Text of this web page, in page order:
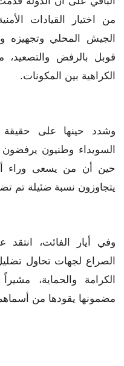
من اختيار القيادات
الجيش المحلي وتجهيزه
قوبل بالرفض
الكراهية بين المكونات.
وشدد حينها على حقيقة
السويداء وطنيون
حين أن من يسعى وراء
يتجاوزون نسبة ضئيلة تم
وفي أيار الفائت، انتقد
الصراع لجهات تحاول
الكرامة والحماية،
مضمونها يقودها من أسماهم